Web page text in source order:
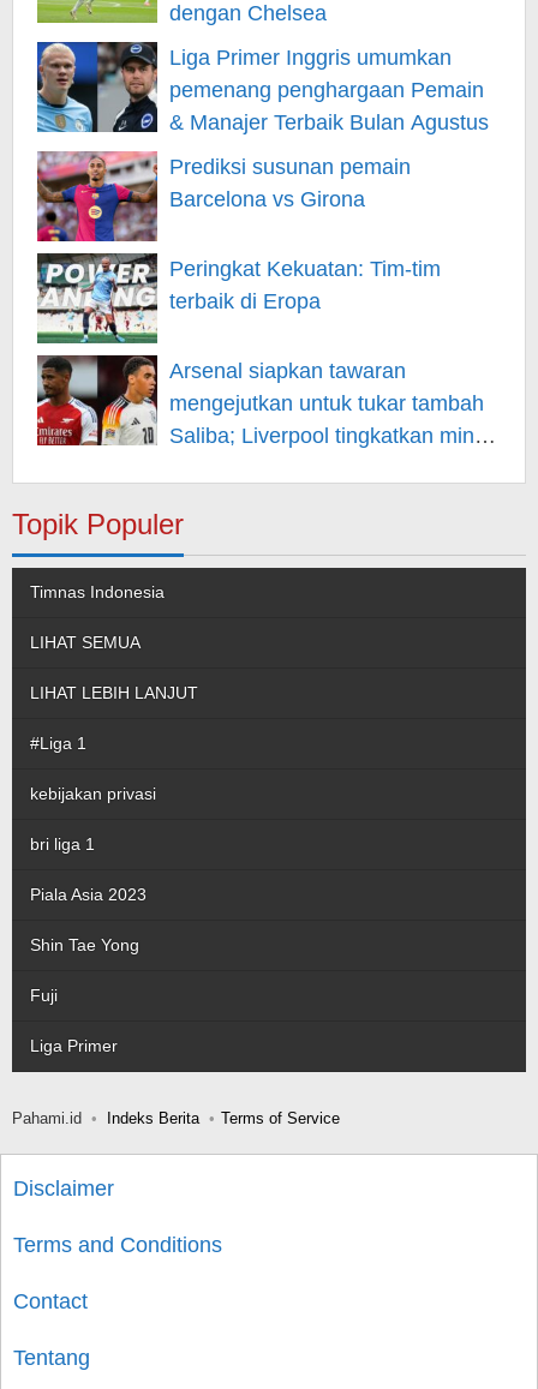
dengan Chelsea
Liga Primer Inggris umumkan
pemenang penghargaan Pemain
& Manajer Terbaik Bulan Agustus
Prediksi susunan pemain
Barcelona vs Girona
Peringkat Kekuatan: Tim-tim
terbaik di Eropa
Arsenal siapkan tawaran
mengejutkan untuk tukar tambah
Saliba; Liverpool tingkatkan minat
Topik Populer
Timnas Indonesia
LIHAT SEMUA
LIHAT LEBIH LANJUT
#Liga 1
kebijakan privasi
bri liga 1
Piala Asia 2023
Shin Tae Yong
Fuji
Liga Primer
Pahami.id Indeks Berita Terms of Service
Disclaimer
Terms and Conditions
Contact
Tentang